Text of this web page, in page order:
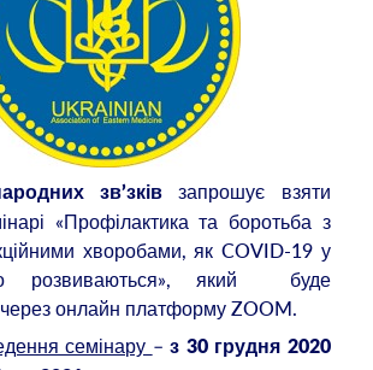
зв’зківзапрошує взяти
«Профілактика та боротьба з
хворобами, як COVID-19 у
розвиваються», який буде
онлайн платформу ZOOM.
семінару –з 30 грудня 2020